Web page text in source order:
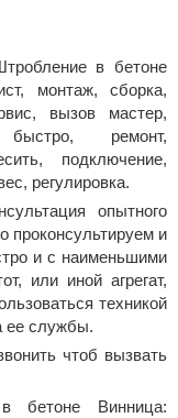
в бетоне
монтаж, сборка,
вызов мастер,
быстро, ремонт,
подключение,
регулировка.
опытного
проконсультируем и
и с наименьшими
или иной агрегат,
техникой
ее службы.
чтоб вызвать
бетоне Винница: